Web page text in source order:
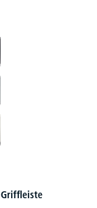
Griffleiste